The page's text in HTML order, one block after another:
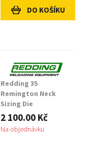
DO KOŠÍKU
Redding 35
Remington Neck
Sizing Die
2 100.00 Kč
Na objednávku